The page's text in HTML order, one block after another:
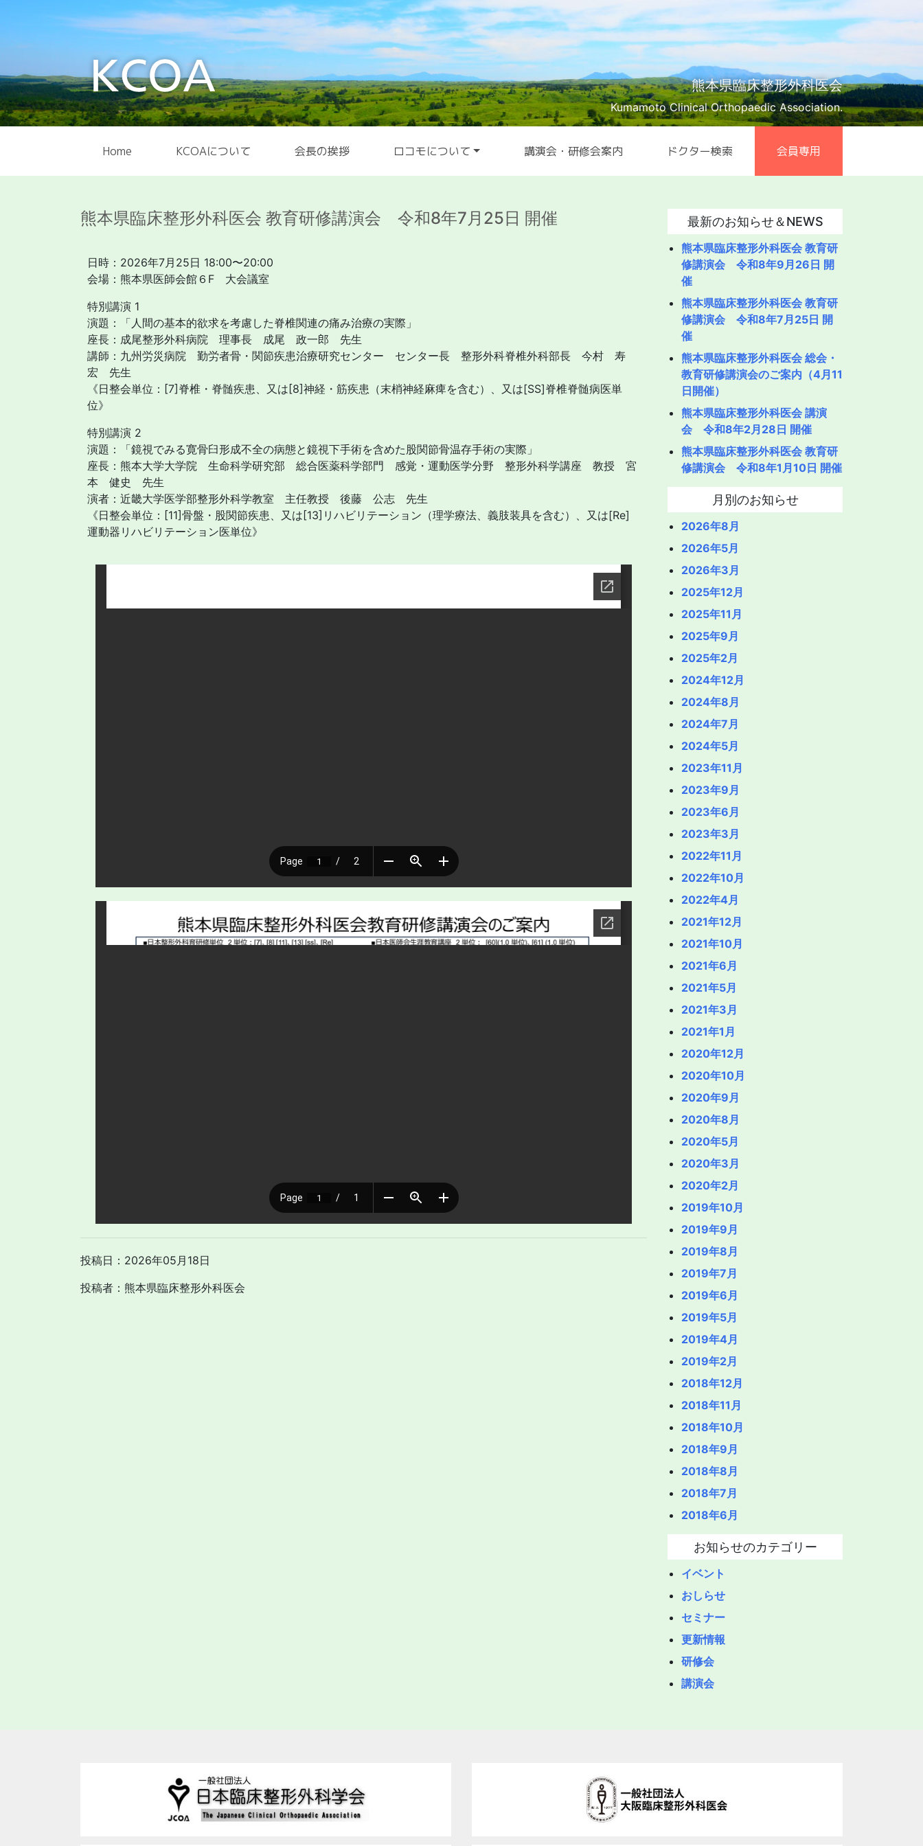
熊本県臨床整形外科医会
Kumamoto Clinical Orthopaedic Association.
Home KCOAについて 会長の挨拶 ロコモについて 講演会・研修会案内 ドクター検索 会員専用
熊本県臨床整形外科医会 教育研修講演会 令和8年7月25日 開催
日時：2026年7月25日 18:00〜20:00
会場：熊本県医師会館６F 大会議室
特別講演 1
演題：「人間の基本的欲求を考慮した脊椎関連の痛み治療の実際」
座長：成尾整形外科病院 理事長 成尾 政一郎 先生
講師：九州労災病院 勤労者骨・関節疾患治療研究センター センター長 整形外科脊椎外科部長 今村 寿
宏 先生
《日整会単位：[7]脊椎・脊髄疾患、又は[8]神経・筋疾患（末梢神経麻痺を含む）、又は[SS]脊椎脊髄病医単
位》
特別講演 2
演題：「鏡視でみる寛骨臼形成不全の病態と鏡視下手術を含めた股関節骨温存手術の実際」
座長：熊本大学大学院 生命科学研究部 総合医薬科学部門 感覚・運動医学分野 整形外科学講座 教授 宮
本 健史 先生
演者：近畿大学医学部整形外科学教室 主任教授 後藤 公志 先生
《日整会単位：[11]骨盤・股関節疾患、又は[13]リハビリテーション（理学療法、義肢装具を含む）、又は[Re]
運動器リハビリテーション医単位》
投稿日：2026年05月18日
投稿者：熊本県臨床整形外科医会
最新のお知らせ＆NEWS
熊本県臨床整形外科医会 教育研
修講演会 令和8年9月26日 開
催
熊本県臨床整形外科医会 教育研
修講演会 令和8年7月25日 開
催
熊本県臨床整形外科医会 総会・
教育研修講演会のご案内（4月11
日開催）
熊本県臨床整形外科医会 講演
会 令和8年2月28日 開催
熊本県臨床整形外科医会 教育研
修講演会 令和8年1月10日 開催
月別のお知らせ
2026年8月
2026年5月
2026年3月
2025年12月
2025年11月
2025年9月
2025年2月
2024年12月
2024年8月
2024年7月
2024年5月
2023年11月
2023年9月
2023年6月
2023年3月
2022年11月
2022年10月
2022年4月
2021年12月
2021年10月
2021年6月
2021年5月
2021年3月
2021年1月
2020年12月
2020年10月
2020年9月
2020年8月
2020年5月
2020年3月
2020年2月
2019年10月
2019年9月
2019年8月
2019年7月
2019年6月
2019年5月
2019年4月
2019年2月
2018年12月
2018年11月
2018年10月
2018年9月
2018年8月
2018年7月
2018年6月
お知らせのカテゴリー
イベント
おしらせ
セミナー
更新情報
研修会
講演会